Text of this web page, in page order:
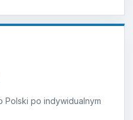
Polski po indywidualnym